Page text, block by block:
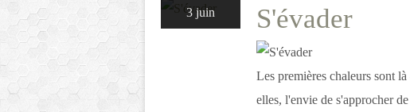
3 juin S'évader
Les premières chaleurs sont
elles, l'envie de s'approcher